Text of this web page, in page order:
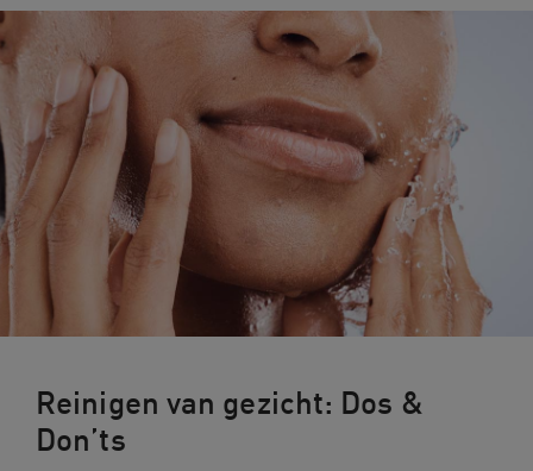
Reinigen van gezicht: Dos &
Don’ts